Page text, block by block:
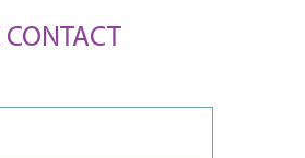
CONTACT